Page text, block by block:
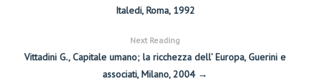
Italedi, Roma, 1992
Next Reading
Vittadini G., Capitale umano; la ricchezza dell’ Europa, Guerini e
associati, Milano, 2004 →